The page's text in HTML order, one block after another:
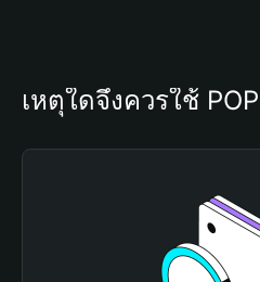
เหตุใดจึงควรใช้